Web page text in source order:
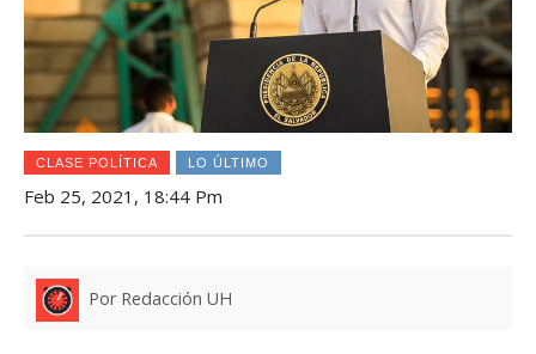
CLASE POLÍTICA LO ÚLTIMO
Feb 25, 2021, 18:44 Pm
Por Redacción UH